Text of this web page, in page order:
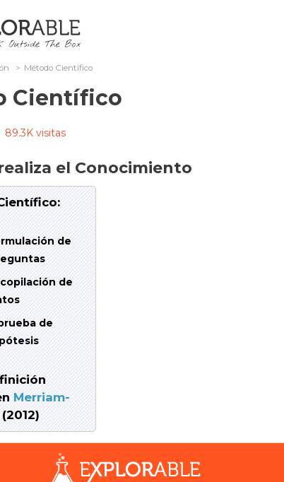
> Método Científico
Científico
89.3K visitas
el Conocimiento
de
de
de
Merriam-
(2012)